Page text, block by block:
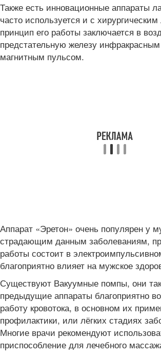
Также есть инновационные аппараты
часто используется и с
принцип его работы заключается в
предстательную железу
магнитным пульсом.
Аппарат «Эретон» очень популярен у
страдающим данным заболеваниям,
работы состоит в
благоприятно влияет на мужское
Существуют Вакуумные помпы, они
предыдущие аппараты благоприятно
работу кровотока, в основном их
профилактики, или лёгких стадиях
Многие врачи рекомендуют
приспособление для лечебного